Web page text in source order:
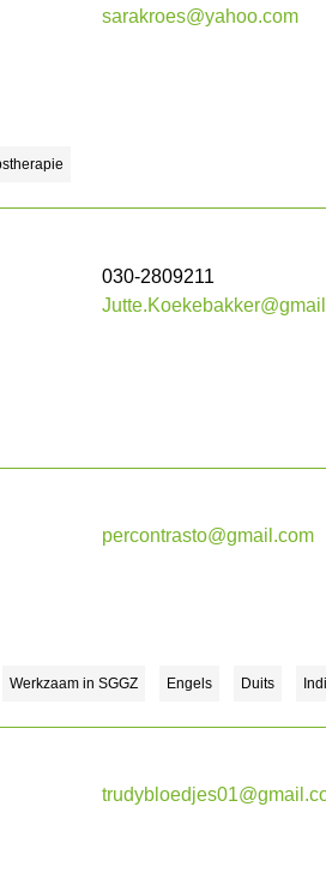
sarakroes@yahoo.com
030-2809211
percontrasto@gmail.com
Werkzaam in SGGZ Engels Duits